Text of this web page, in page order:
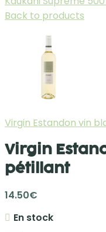
Back to products
Virgin Estandon vin
Virgin
pétillant
14.50€
En stock